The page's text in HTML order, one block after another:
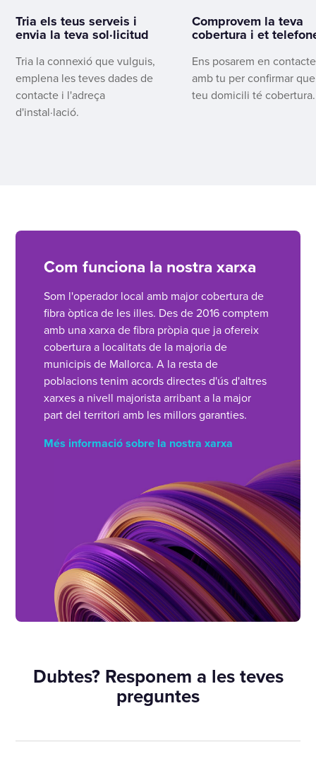
Tria els teus serveis i
envia la teva sol·licitud
Tria la connexió que vulguis,
emplena les teves dades de
contacte i l'adreça
d'instal·lació.
Comprovem la teva
cobertura i et
Ens posarem en contacte
amb tu per confirmar
teu domicili té cobertura.
Com funciona la nostra xarxa
Som l'operador local amb major cobertura de
fibra òptica de les illes. Des de 2016 comptem
amb una xarxa de fibra pròpia que ja ofereix
cobertura a localitats de la majoria de
municipis de Mallorca. A la resta de
poblacions tenim acords directes d'ús d'altres
xarxes a nivell majorista arribant a la major
part del territori amb les millors garanties.
Més informació sobre la nostra xarxa
Dubtes? Responem a les teves
preguntes